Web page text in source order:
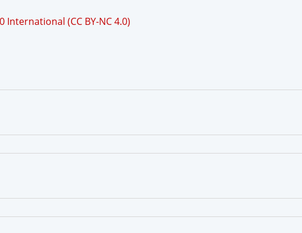
(CC BY-NC 4.0)